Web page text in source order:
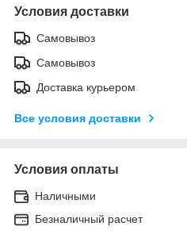
Условия доставки
Самовывоз
Самовывоз
Доставка курьером
Все условия доставки
Условия оплаты
Наличными
Безналичный расчет